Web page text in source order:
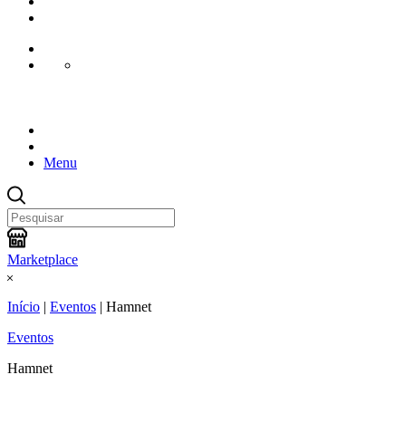
Menu
Marketplace
Início | Eventos | Hamnet
Eventos
Hamnet